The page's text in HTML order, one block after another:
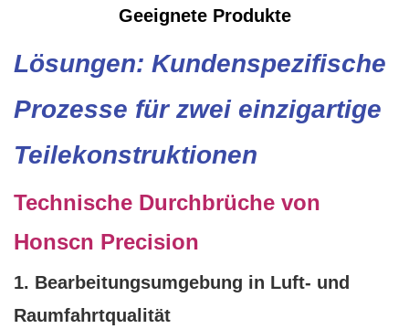
Geeignete Produkte
Lösungen: Kundenspezifische
Prozesse für zwei einzigartige
Teilekonstruktionen
Technische Durchbrüche von
Honscn Precision
1. Bearbeitungsumgebung in Luft- und
Raumfahrtqualität